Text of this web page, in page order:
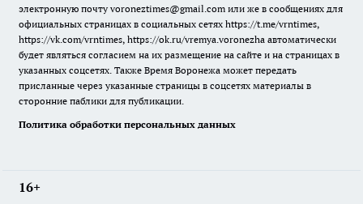
электронную почту voroneztimes@gmail.com или же в сообщениях для
официальных страницах в социальных сетях https://t.me/vrntimes,
https://vk.com/vrntimes, https://ok.ru/vremya.voronezha автоматически
будет являться согласием на их размещение на сайте и на страницах в
указанных соцсетях. Также Время Воронежа может передать
присланные через указанные страницы в соцсетях материалы в
сторонние паблики для публикации.
Политика обработки персональных данных
16+